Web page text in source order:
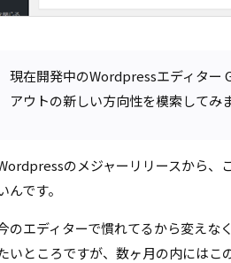
現在開発中のWordpressエディター
アウトの新しい方向性を模索してみ
のメジャーリリースから、
んです。
のエディターで慣れてるから変えな
いところですが、数ヶ月の内にはこ